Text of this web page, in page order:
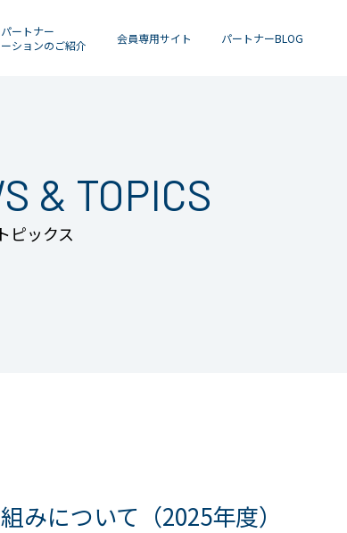
パートナー
ションのご紹介
会員専用サイト パートナーBLOG
& TOPICS
ピックス
みについて（2025年度）